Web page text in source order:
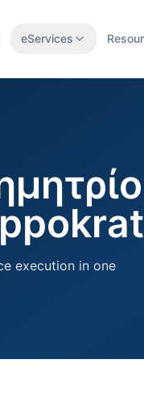
eServices
execution in one